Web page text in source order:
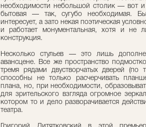
необходимости небольшой столик — вот
бытовая — так, сугубо необходимая.
интересует, а зато некая поэтическая
и работает монументальная, хотя и не
конструкция.
Несколько стульев — это лишь
авансцене. Все же пространство
тремя рядами двустворчатых дверей
способны не только расчерчивать
плана, но, при необходимости,
для зрительского взгляда огромное
котором то и дело разворачивается
театра.